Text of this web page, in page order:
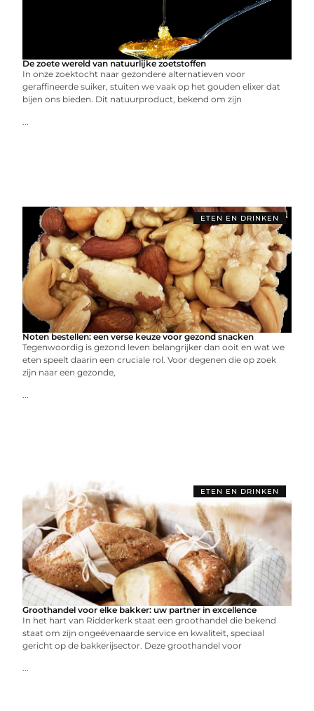
De zoete wereld van natuurlijke zoetstoffen
In onze zoektocht naar gezondere alternatieven voor
geraffineerde suiker, stuiten we vaak op het gouden elixer dat
bijen ons bieden. Dit natuurproduct, bekend om zijn
...
ETEN EN DRINKEN
Noten bestellen: een verse keuze voor gezond snacken
Tegenwoordig is gezond leven belangrijker dan ooit en wat we
eten speelt daarin een cruciale rol. Voor degenen die op zoek
zijn naar een gezonde,
...
ETEN EN DRINKEN
Groothandel voor elke bakker: uw partner in excellence
In het hart van Ridderkerk staat een groothandel die bekend
staat om zijn ongeëvenaarde service en kwaliteit, speciaal
gericht op de bakkerijsector. Deze groothandel voor
...